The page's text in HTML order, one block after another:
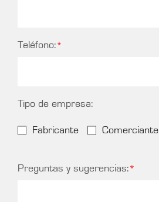
Teléfono:
Tipo de empresa:
Fabricante Comerciante
Preguntas y sugerencias: